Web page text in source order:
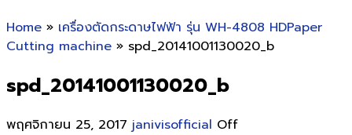
Home » เครื่องตัดกระดาษไฟฟ้า รุ่น WH-4808 HDPaper
Cutting machine » spd_20141001130020_b
spd_20141001130020_b
พฤศจิกายน 25, 2017 janivisofficial Off